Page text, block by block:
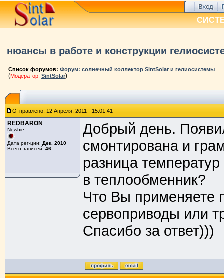
нюансы в работе и конструкции
Список форумов: Форум: солнечный коллектор SintSolar и гелиосистемы
(Модератор: SintSolar)
Отправлено: 12 Апреля, 2011 - 15:01:41
REDBARON
Newbie
Дата рег-ции: Дек. 2010
Всего записей: 46
Добрый день.
смонтирована и
разница
в теплообменник?
Что Вы применяете
сервоприводы или
Спасибо за ответ)))